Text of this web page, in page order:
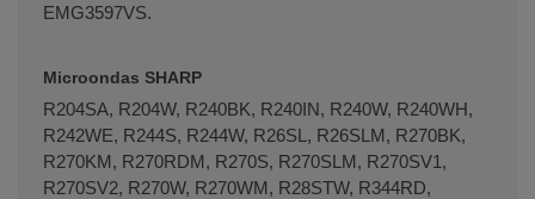
EMG3597VS.
Microondas SHARP
R204SA, R204W, R240BK, R240IN, R240W, R240WH,
R242WE, R244S, R244W, R26SL, R26SLM, R270BK,
R270KM, R270RDM, R270S, R270SLM, R270SV1,
R270SV2, R270W, R270WM, R28STW, R344RD,